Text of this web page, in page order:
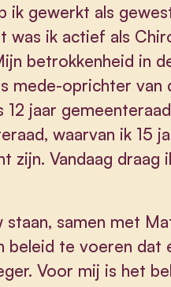
ik gewerkt als
was ik actief als
betrokkenheid in
mede-oprichter van
jaar
waarvan ik 15
zijn. Vandaag
samen met
beleid te voeren dat
Voor mij is het